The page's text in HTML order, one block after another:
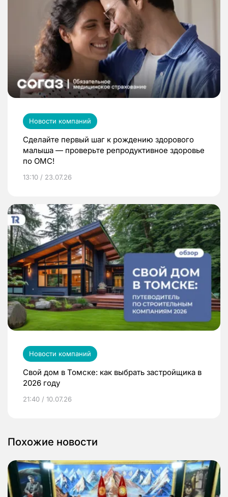
Новости компаний
Сделайте первый шаг к рождению здорового
малыша — проверьте репродуктивное здоровье
по ОМС!
13:10 / 23.07.26
Новости компаний
Свой дом в Томске: как выбрать застройщика в
2026 году
21:40 / 10.07.26
Похожие новости